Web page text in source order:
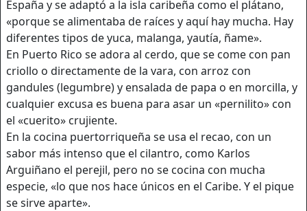
España y se adaptó a la isla caribeña como el plátano,
«porque se alimentaba de raíces y aquí hay mucha. Hay
diferentes tipos de yuca, malanga, yautía, ñame».
En Puerto Rico se adora al cerdo, que se come con pan
criollo o directamente de la vara, con arroz con
gandules (legumbre) y ensalada de papa o en morcilla, y
cualquier excusa es buena para asar un «pernilito» con
el «cuerito» crujiente.
En la cocina puertorriqueña se usa el recao, con un
sabor más intenso que el cilantro, como Karlos
Arguiñano el perejil, pero no se cocina con mucha
especie, «lo que nos hace únicos en el Caribe. Y el pique
se sirve aparte».